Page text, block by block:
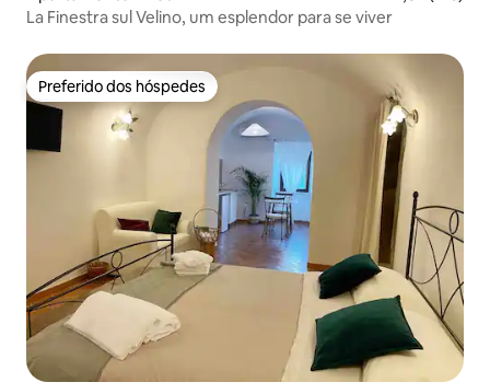
La Finestra sul Velino, um esplendor para se viver
Preferido dos hóspedes
Preferido dos hóspedes